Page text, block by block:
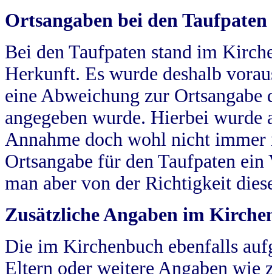
Ortsangaben bei den Taufpaten
Bei den Taufpaten stand im
Herkunft. Es wurde deshalb
eine Abweichung zur
angegeben wurde. Hierbei wurde
Annahme doch wohl nicht
Ortsangabe für den Taufpaten
man aber von der Richtigkeit
Zusätzliche Angaben im
Die im Kirchenbuch ebenfalls
Eltern oder weitere Angaben wie